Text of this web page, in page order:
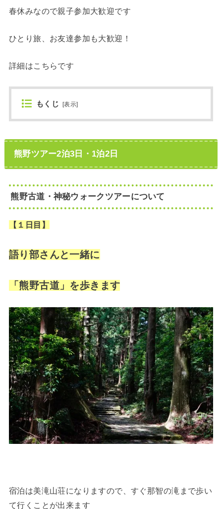
春休みなので親子参加大歓迎です
ひとり旅、お友達参加も大歓迎！
詳細はこちらです
もくじ [表示]
熊野ツアー2泊3日・1泊2日
熊野古道・神秘ウォークツアーについて
【１日目】
語り部さんと一緒に
「熊野古道」を歩きます
宿泊は美滝山荘になりますので、すぐ那智の滝まで歩い
て行くことが出来ます